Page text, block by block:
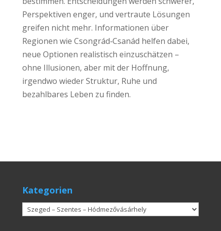
Perspektiven enger, und vertraute Lösungen
greifen nicht mehr. Informationen über
Regionen wie Csongrád‑Csanád helfen dabei,
neue Optionen realistisch einzuschätzen –
ohne Illusionen, aber mit der Hoffnung,
irgendwo wieder Struktur, Ruhe und
bezahlbares Leben zu finden.
Kategorien
Kategorien